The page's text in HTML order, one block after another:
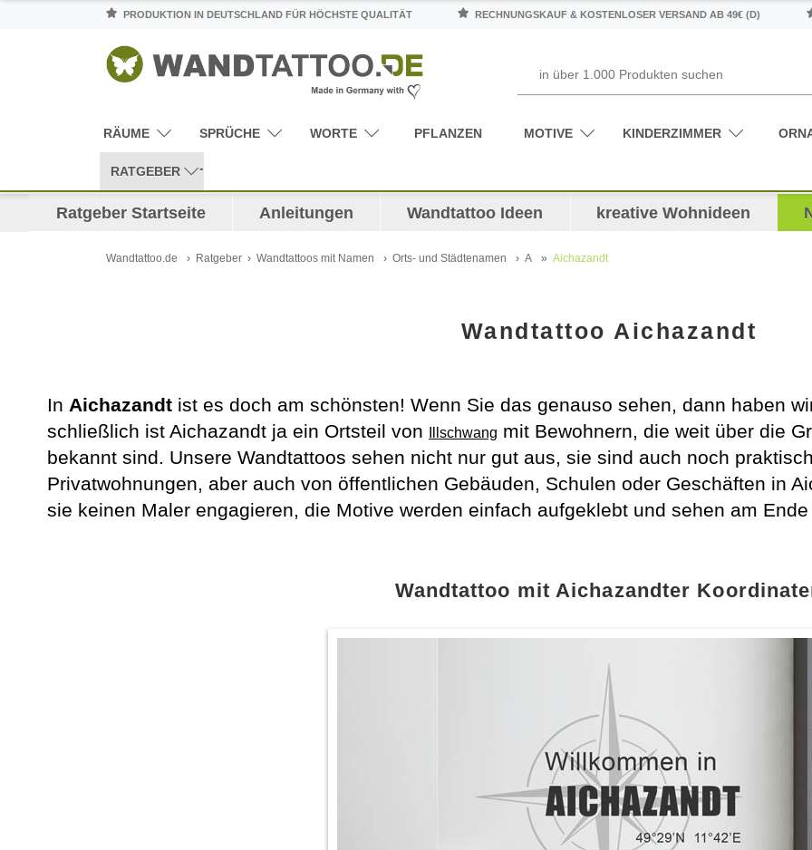
PRODUKTION IN DEUTSCHLAND FÜR HÖCHSTE QUALITÄT RECHNUNGSKAUF & KOSTENLOSER VERSAND AB 49€ (D)
RÄUME SPRÜCHE WORTE PFLANZEN MOTIVE KINDERZIMMER
RATGEBER
Ratgeber Startseite Anleitungen Wandtattoo Ideen kreative Wohnideen
Wandtattoo.de Ratgeber Wandtattoos mit Namen Orts- und Städtenamen A Aichazandt
Wandtattoo Aichazandt
In Aichazandt ist es doch am schönsten! Wenn Sie das genauso sehen, dann haben
schließlich ist Aichazandt ja ein Ortsteil von
Illschwang mit Bewohnern, die weit über die
bekannt sind. Unsere Wandtattoos sehen nicht nur gut aus, sie sind auch noch
Privatwohnungen, aber auch von öffentlichen Gebäuden, Schulen oder Geschäften in
sie keinen Maler engagieren, die Motive werden einfach aufgeklebt und sehen am
Wandtattoo mit Aichazandter